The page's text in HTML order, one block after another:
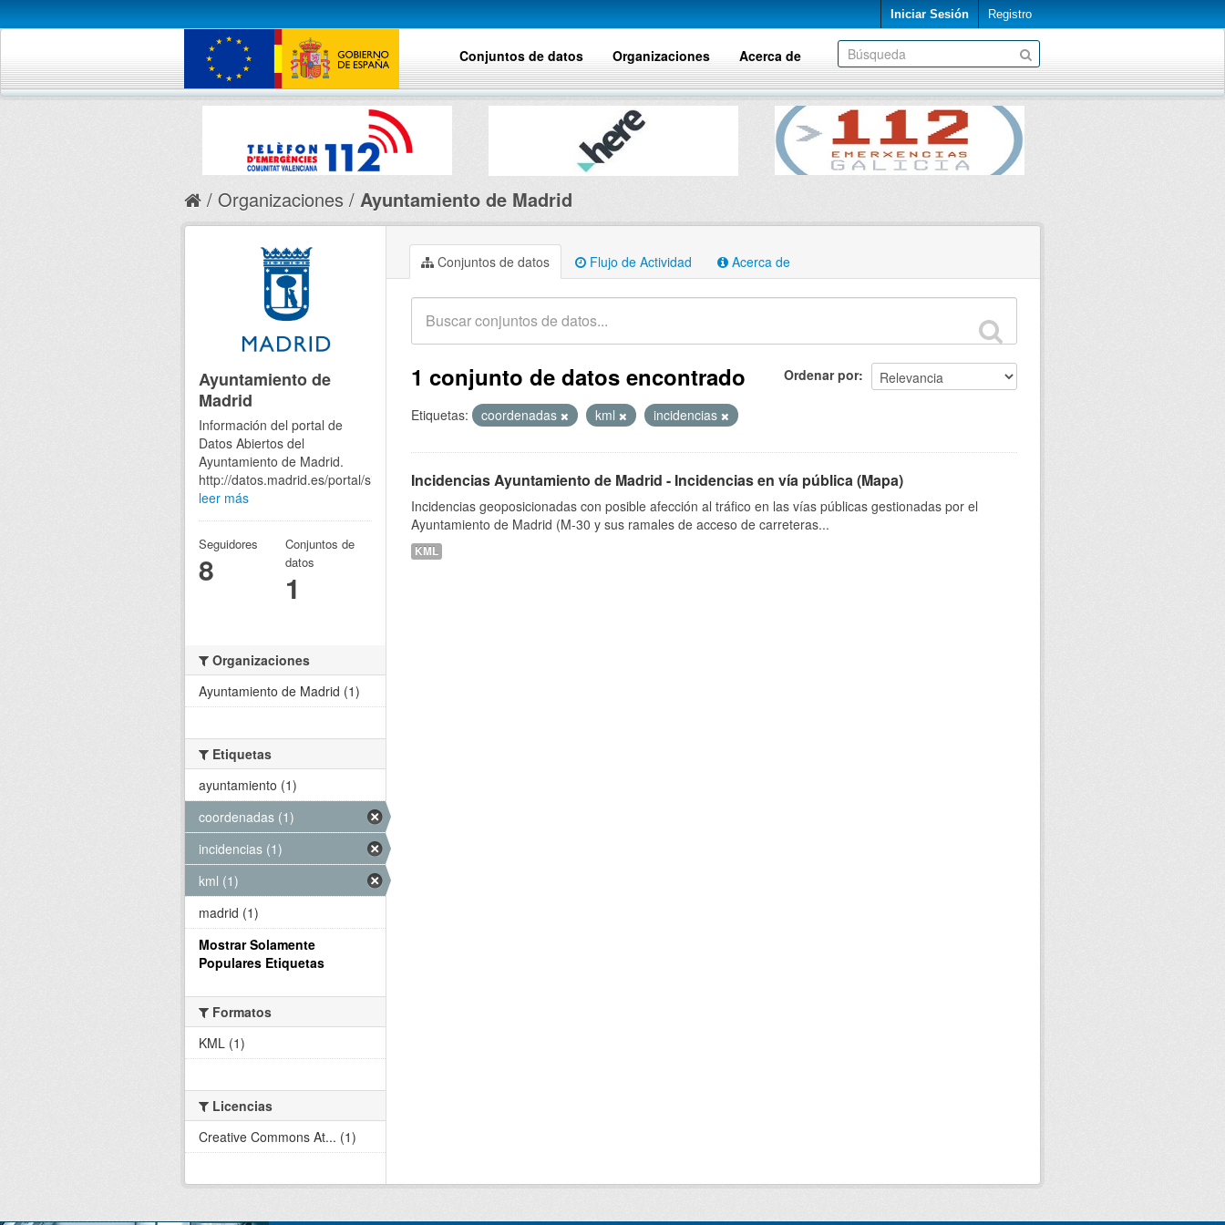
Iniciar Sesión Registro
Conjuntos de datos Organizaciones Acerca de
Organizaciones Ayuntamiento de Madrid
Conjuntos de datos Flujo de Actividad Acerca de
Ordenar por
1 conjunto de datos encontrado
Etiquetas: coordenadas kml incidencias
Incidencias Ayuntamiento de Madrid - Incidencias en vía pública (Mapa)
Incidencias geoposicionadas con posible afección al tráfico en las vías públicas gestionadas por el
Ayuntamiento de Madrid (M-30 y sus ramales de acceso de carreteras...
KML
Ayuntamiento de
Madrid
Información del portal de
Datos Abiertos del
Ayuntamiento de Madrid.
http://datos.madrid.es/portal/site/egob
leer más
Seguidores
8
Conjuntos de
datos
1
Organizaciones
Ayuntamiento de Madrid (1)
Etiquetas
ayuntamiento (1)
coordenadas (1)
incidencias (1)
kml (1)
madrid (1)
Mostrar Solamente
Populares Etiquetas
Formatos
KML (1)
Licencias
Creative Commons At... (1)